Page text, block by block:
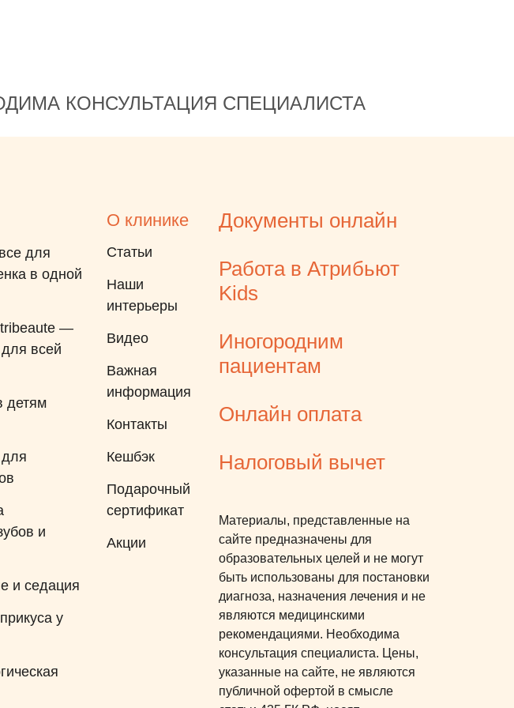
КОНСУЛЬТАЦИЯ СПЕЦИАЛИСТА
для
в одной
—
всей
детям
для
и
и седация
у
О клинике
Статьи
Наши
интерьеры
Видео
Важная
информация
Контакты
Кешбэк
Подарочный
сертификат
Акции
Документы онлайн
Работа в Атрибьют
Kids
Иногородним
пациентам
Онлайн оплата
Налоговый вычет
Материалы, представленные на
сайте предназначены для
образовательных целей и не могут
быть использованы для постановки
диагноза, назначения лечения и не
являются медицинскими
рекомендациями. Необходима
консультация специалиста. Цены,
указанные на сайте, не являются
публичной офертой в смысле